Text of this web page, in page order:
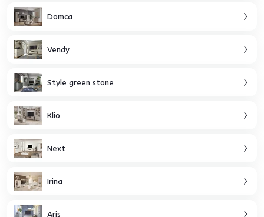
Domca
Vendy
Style green stone
Klio
Next
Irina
Aris